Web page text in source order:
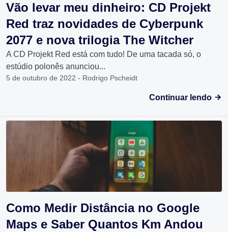
Vão levar meu dinheiro: CD Projekt
Red traz novidades de Cyberpunk
2077 e nova trilogia The Witcher
A CD Projekt Red está com tudo! De uma tacada só, o
estúdio polonês anunciou...
5 de outubro de 2022 - Rodrigo Pscheidt
Continuar lendo
Como Medir Distância no Google
Maps e Saber Quantos Km Andou